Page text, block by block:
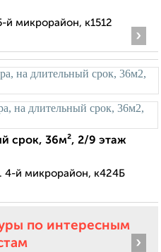
й микрорайон, к1512
›
срок, 36м², 2/9 этаж
4-й микрорайон, к424Б
по интересным
›